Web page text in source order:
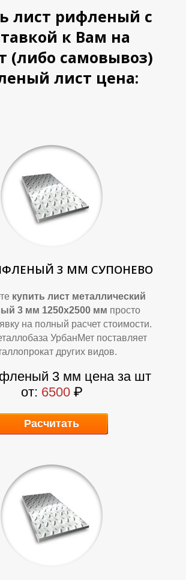
лист рифленый с
к Вам на
(либо самовывоз)
лист цена:
3 ММ СУПОНЕВО
купить лист металлический
3 мм 1250х2500 мм просто
на полный расчет стоимости.
УрбанМет поставляет
других видов.
3 мм цена за шт
от: 6500 ₽
Расчитать